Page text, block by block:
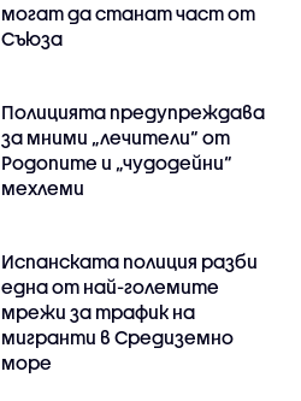
могат да станат част от
Съюза
Полицията предупреждава
за мними „лечители“ от
Родопите и „чудодейни“
мехлеми
Испанската полиция разби
една от най-големите
мрежи за трафик на
мигранти в Средиземно
море